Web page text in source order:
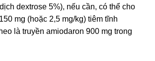
dextrose 5%), nếu cần, có thể cho
mg (hoặc 2,5 mg/kg) tiêm tĩnh
là truyền amiodaron 900 mg trong